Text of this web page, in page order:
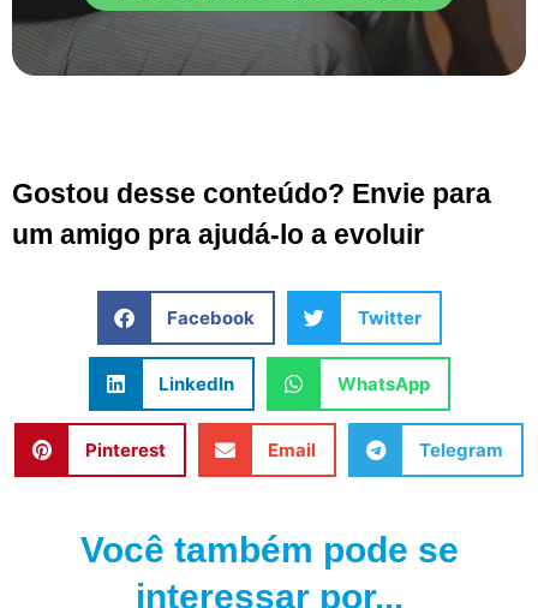
Gostou desse conteúdo? Envie para
um amigo pra ajudá-lo a evoluir
Facebook Twitter
LinkedIn WhatsApp
Pinterest Email Telegram
Você também pode se
interessar por...